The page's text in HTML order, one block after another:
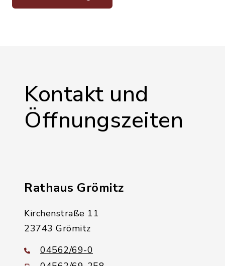
Kontakt und
Öffnungszeiten
Rathaus Grömitz
Kirchenstraße 11
23743 Grömitz
04562/69-0